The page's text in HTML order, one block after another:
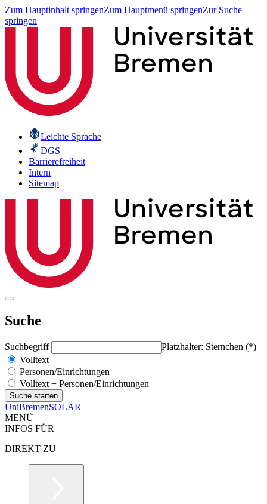
Zum Hauptinhalt springenZum Hauptmenü springenZur Suche
springen
Leichte Sprache
DGS
Barrierefreiheit
Intern
Sitemap
Suche
Suchbegriff
Platzhalter: Sternchen (*)
Volltext
Personen/Einrichtungen
Volltext + Personen/Einrichtungen
UniBremenSOLAR
MENÜ
INFOS FÜR
DIREKT ZU